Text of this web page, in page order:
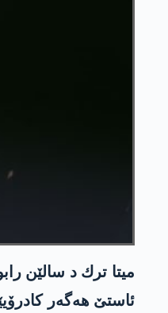
میتا ترك د سالێن
ئاستێ هه‌گه‌ر